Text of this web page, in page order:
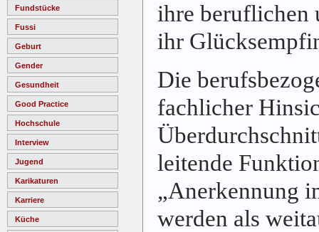
Fundstücke
Fussi
Geburt
Gender
Gesundheit
Good Practice
Hochschule
Interview
Jugend
Karikaturen
Karriere
Küche
ihre beruflichen
ihr
Die
fachlicher
leitende
„Anerkennung
werden als